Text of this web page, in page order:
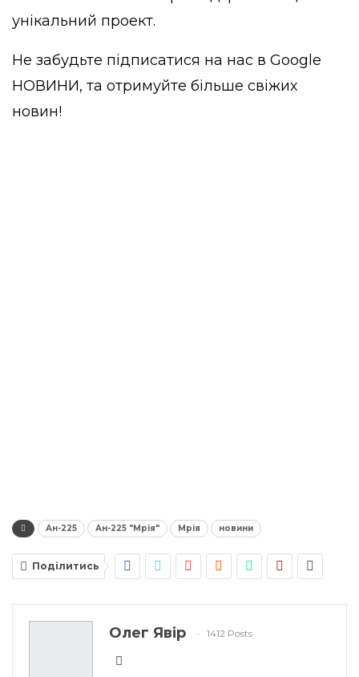
унікальний проект.
Не забудьте підписатися на нас в Google
НОВИНИ, та отримуйте більше свіжих
новин!
Ан-225 Ан-225 "Мрія" Мрія новини
Поділитись
Олег Явір 1412 Posts